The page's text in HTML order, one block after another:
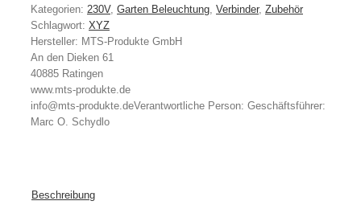
Kategorien: 230V, Garten Beleuchtung, Verbinder, Zubehör
Schlagwort: XYZ
Hersteller: MTS-Produkte GmbH
An den Dieken 61
40885 Ratingen
www.mts-produkte.de
info@mts-produkte.deVerantwortliche Person: Geschäftsführer:
Marc O. Schydlo
Beschreibung